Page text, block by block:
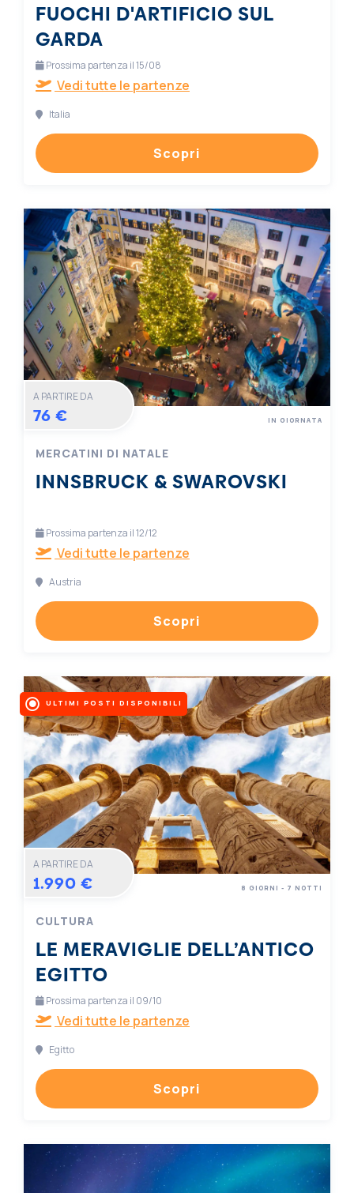
FUOCHI D'ARTIFICIO SUL
GARDA
Prossima partenza il 15/08
Vedi tutte le partenze
Italia
Scopri
A PARTIRE DA
76 €
MERCATINI DI NATALE
INNSBRUCK & SWAROVSKI
IN GIORNATA
Prossima partenza il 12/12
Vedi tutte le partenze
Austria
Scopri
ULTIMI POSTI DISPONIBILI
A PARTIRE DA
1.990 €
CULTURA
LE MERAVIGLIE DELL’ANTICO
EGITTO
8 GIORNI - 7 NOTTI
Prossima partenza il 09/10
Vedi tutte le partenze
Egitto
Scopri